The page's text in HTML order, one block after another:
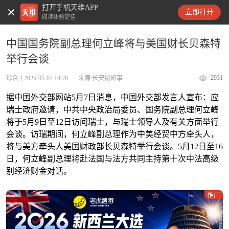
打开手机天维APP
阅读体验更佳
立即打开
天维新闻
中国国务院副总理何立峰将与美国财长贝森特
举行会谈
综合 2025-05-07 14:28 2931
据中国外交部网站5月7日消息，中国外交部发言人宣布：应
瑞士政府邀请，中共中央政治局委员、国务院副总理何立峰
将于5月9日至12日访问瑞士，与瑞士领导人及有关方面举行
会谈。访瑞期间，何立峰副总理作为中美经贸中方牵头人，
将与美方牵头人美国财政部长贝森特举行会谈。5月12日至16
日，何立峰副总理将赴法国与法方共同主持第十次中法高级
别经济财金对话。
推广